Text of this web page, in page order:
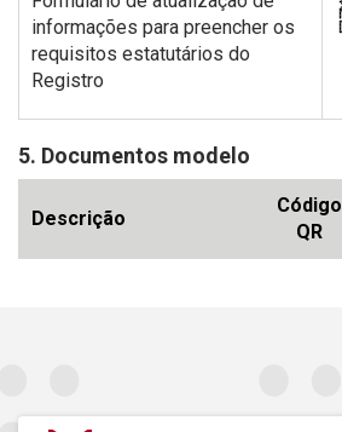
informações para preencher os
requisitos estatutários do
Registro
5. Documentos modelo
Descrição
Código
QR